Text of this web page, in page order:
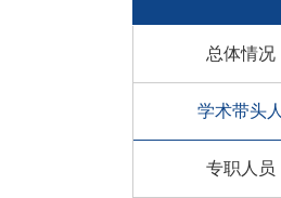
总体情况
学术带头人
专职人员